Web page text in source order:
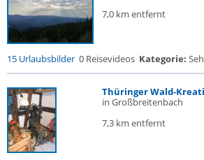
7,0 km entfernt
15 Urlaubsbilder 0 Reisevideos Kategorie:
Thüringer Wald-
in Großbreitenbach
7,3 km entfernt